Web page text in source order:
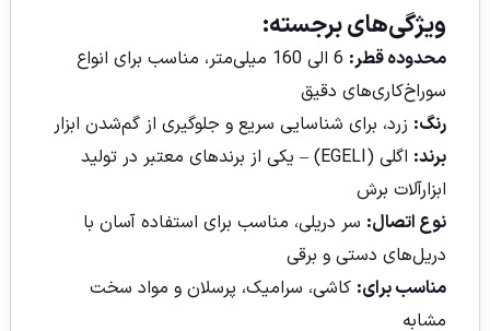
ویژگی‌های برجسته:
محدوده قطر:
6 الی 160 میلی‌متر، مناسب برای انواع
سوراخ‌کاری‌های دقیق
رنگ: زرد، برای شناسایی سریع و جلوگیری از گم‌شدن ابزار
برند:
اگلی (EGELI) – یکی از برندهای معتبر در تولید
ابزارآلات برش
نوع اتصال: سر دریلی، مناسب برای استفاده آسان با
دریل‌های دستی و برقی
مناسب برای: کاشی، سرامیک، پرسلان و مواد سخت
مشابه